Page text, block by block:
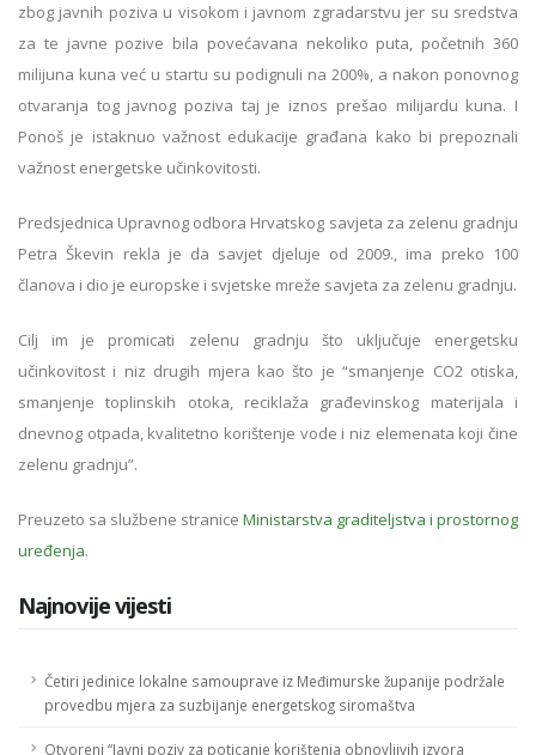
zbog javnih poziva u visokom i javnom zgradarstvu jer su sredstva
za te javne pozive bila povećavana nekoliko puta, početnih 360
milijuna kuna već u startu su podignuli na 200%, a nakon ponovnog
otvaranja tog javnog poziva taj je iznos prešao milijardu kuna. I
Ponoš je istaknuo važnost edukacije građana kako bi prepoznali
važnost energetske učinkovitosti.
Predsjednica Upravnog odbora Hrvatskog savjeta za zelenu gradnju
Petra Škevin rekla je da savjet djeluje od 2009., ima preko 100
članova i dio je europske i svjetske mreže savjeta za zelenu gradnju.
Cilj im je promicati zelenu gradnju što uključuje energetsku
učinkovitost i niz drugih mjera kao što je “smanjenje CO2 otiska,
smanjenje toplinskih otoka, reciklaža građevinskog materijala i
dnevnog otpada, kvalitetno korištenje vode i niz elemenata koji čine
zelenu gradnju”.
Preuzeto sa službene stranice Ministarstva graditeljstva i prostornog
uređenja.
Najnovije vijesti
Četiri jedinice lokalne samouprave iz Međimurske županije podržale
provedbu mjera za suzbijanje energetskog siromaštva
Otvoreni “Javni poziv za poticanje korištenja obnovljivih izvora